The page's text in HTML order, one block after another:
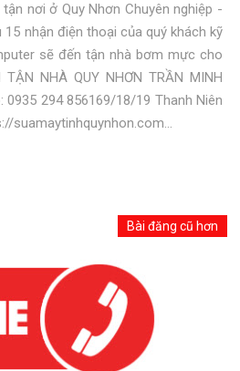
nơi ở Quy Nhơn Chuyên nghiệp -
15 nhận điện thoại của quý khách kỹ
sẽ đến tận nhà bơm mực cho
NHÀ QUY NHƠN TRẦN MINH
0935 294 856169/18/19 Thanh Niên
suamaytinhquynhon.com...
Bài đăng cũ hơn